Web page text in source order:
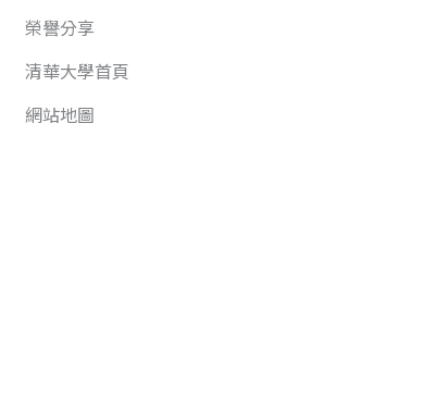
榮譽分享
清華大學首頁
網站地圖